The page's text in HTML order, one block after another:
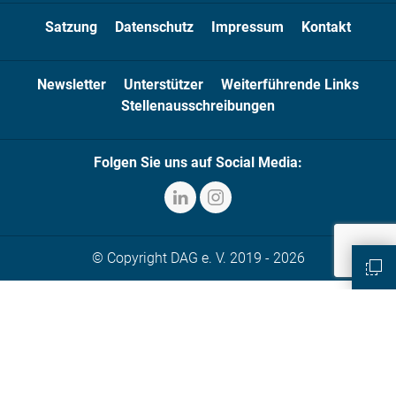
Satzung Datenschutz Impressum Kontakt
Newsletter Unterstützer
Weiterführende Links
Stellenausschreibungen
Folgen Sie uns auf Social Media:
© Copyright DAG e. V. 2019 - 2026